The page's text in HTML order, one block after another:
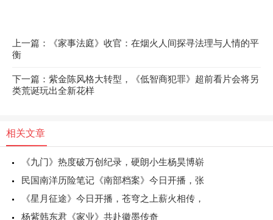
上一篇：《家事法庭》收官：在烟火人间探寻法理与人情的平
衡
下一篇：紫金陈风格大转型，《低智商犯罪》超前看片会将另
类荒诞玩出全新花样
相关文章
《九门》热度破万创纪录，硬朗小生杨昊博崭
民国南洋历险笔记《南部档案》今日开播，张
《星月征途》今日开播，苍穹之上薪火相传，
杨紫韩东君《家业》共赴徽墨传奇